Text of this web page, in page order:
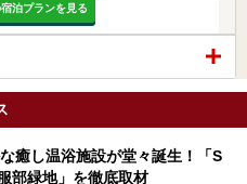
泊プランを見る
癒し温浴施設が堂々誕生！「S
部緑地」を徹底取材